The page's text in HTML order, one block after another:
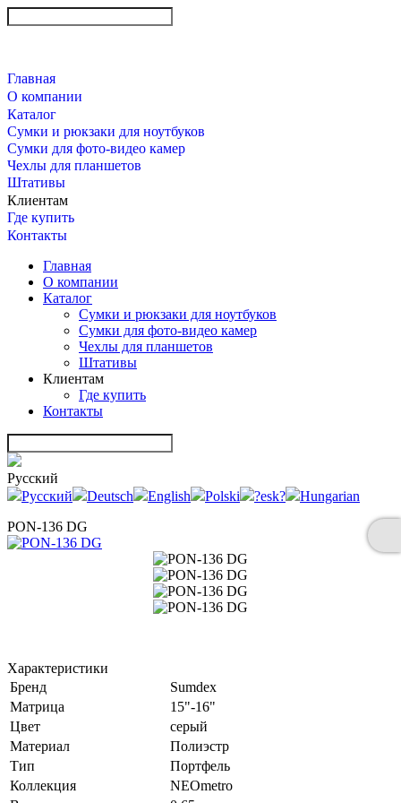
Главная
О компании
Каталог
Сумки и рюкзаки для ноутбуков
Сумки для фото-видео камер
Чехлы для планшетов
Штативы
Клиентам
Где купить
Контакты
Главная
О компании
Каталог
Сумки и рюкзаки для ноутбуков
Сумки для фото-видео камер
Чехлы для планшетов
Штативы
Клиентам
Где купить
Контакты
Русский
Русский
Deutsch English Polski ?esk?
Hungarian
PON-136 DG
Характеристики
Бренд
Sumdex
Матрица
15"-16"
Цвет
серый
Материал
Полиэстр
Тип
Портфель
Коллекция
NEOmetro